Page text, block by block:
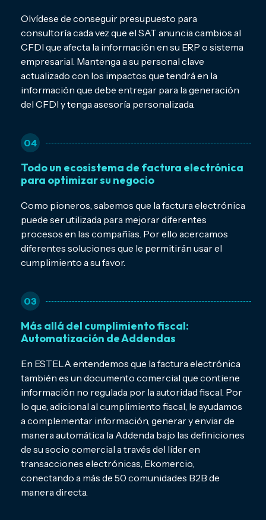
Olvídese de conseguir presupuesto para
consultoría cada vez que el SAT anuncia cambios al
CFDI que afecta la información en su ERP o sistema
empresarial. Mantenga a su personal clave
actualizado con los impactos que tendrá en la
información que debe entregar para la generación
del CFDI y tenga asesoría personalizada.
04
Todo un ecosistema de factura electrónica
para optimizar su negocio
Como pioneros, sabemos que la factura electrónica
puede ser utilizada para mejorar diferentes
procesos en las compañías. Por ello acercamos
diferentes soluciones que le permitirán usar el
cumplimiento a su favor.
03
Más allá del cumplimiento fiscal:
Automatización de Addendas
En ESTELA entendemos que la factura electrónica
también es un documento comercial que contiene
información no regulada por la autoridad fiscal. Por
lo que, adicional al cumplimiento fiscal, le ayudamos
a complementar información, generar y enviar de
manera automática la Addenda bajo las definiciones
de su socio comercial a través del líder en
transacciones electrónicas, Ekomercio,
conectando a más de 50 comunidades B2B de
manera directa.